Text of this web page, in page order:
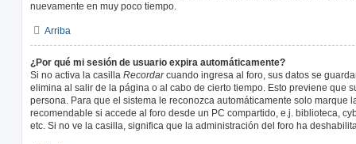
nuevamente en muy poco tiempo.
Arriba
¿Por qué mi sesión de usuario expira automáticamente?
Si no activa la casilla Recordarcuando ingresa al foro, sus datos se
elimina al salir de la página o al cabo de cierto tiempo. Esto previene que
persona. Para que el sistema le reconozca automáticamente solo marque
recomendable si accede al foro desde un PC compartido, e.j. biblioteca,
etc. Si no ve la casilla, significa que la administración del foro ha